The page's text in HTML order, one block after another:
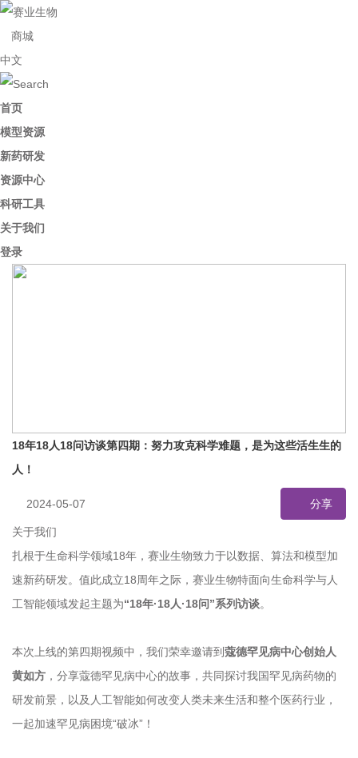
商城
中文
首页
模型资源
新药研发
资源中心
科研工具
关于我们
登录
18年18人18问访谈第四期：努力攻克科学难题，是为这些活生生的
人！
2024-05-07 分享
关于我们
扎根于生命科学领域18年，赛业生物致力于以数据、算法和模型加
速新药研发。值此成立18周年之际，赛业生物特面向生命科学与人
工智能领域发起主题为“18年·18人·18问”系列访谈。
本次上线的第四期视频中，我们荣幸邀请到 蔻德罕见病中心创始人
黄如方 ，分享蔻德罕见病中心的故事，共同探讨我国罕见病药物的
研发前景，以及人工智能如何改变人类未来生活和整个医药行业，
一起加速罕见病困境“破冰”！